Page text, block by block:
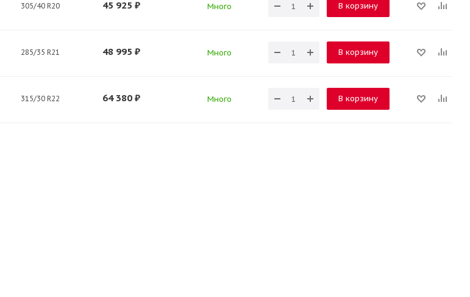
305/40 R20 45 925 ₽ Много В корзину
285/35 R21 48 995 ₽ Много В корзину
315/30 R22 64 380 ₽ Много В корзину